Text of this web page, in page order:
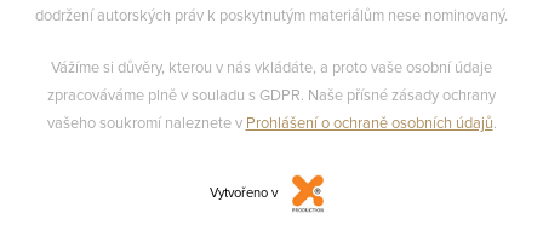
dodržení autorských práv k poskytnutým materiálům nese nominovaný.
Vážíme si důvěry, kterou v nás vkládáte, a proto vaše osobní údaje
zpracováváme plně v souladu s GDPR. Naše přísné zásady ochrany
vašeho soukromí naleznete v Prohlášení o ochraně osobních údajů.
Vytvořeno v